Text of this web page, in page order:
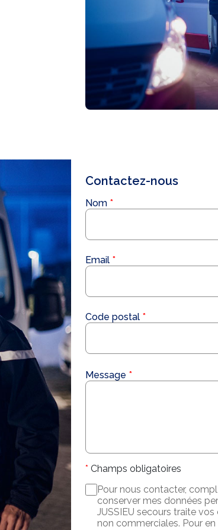
Contactez-nous
Nom
Email
Code postal
Message
Champs obligatoires
Pour nous contacter,
conserver mes données
JUSSIEU secours traite
non commerciales. Pour